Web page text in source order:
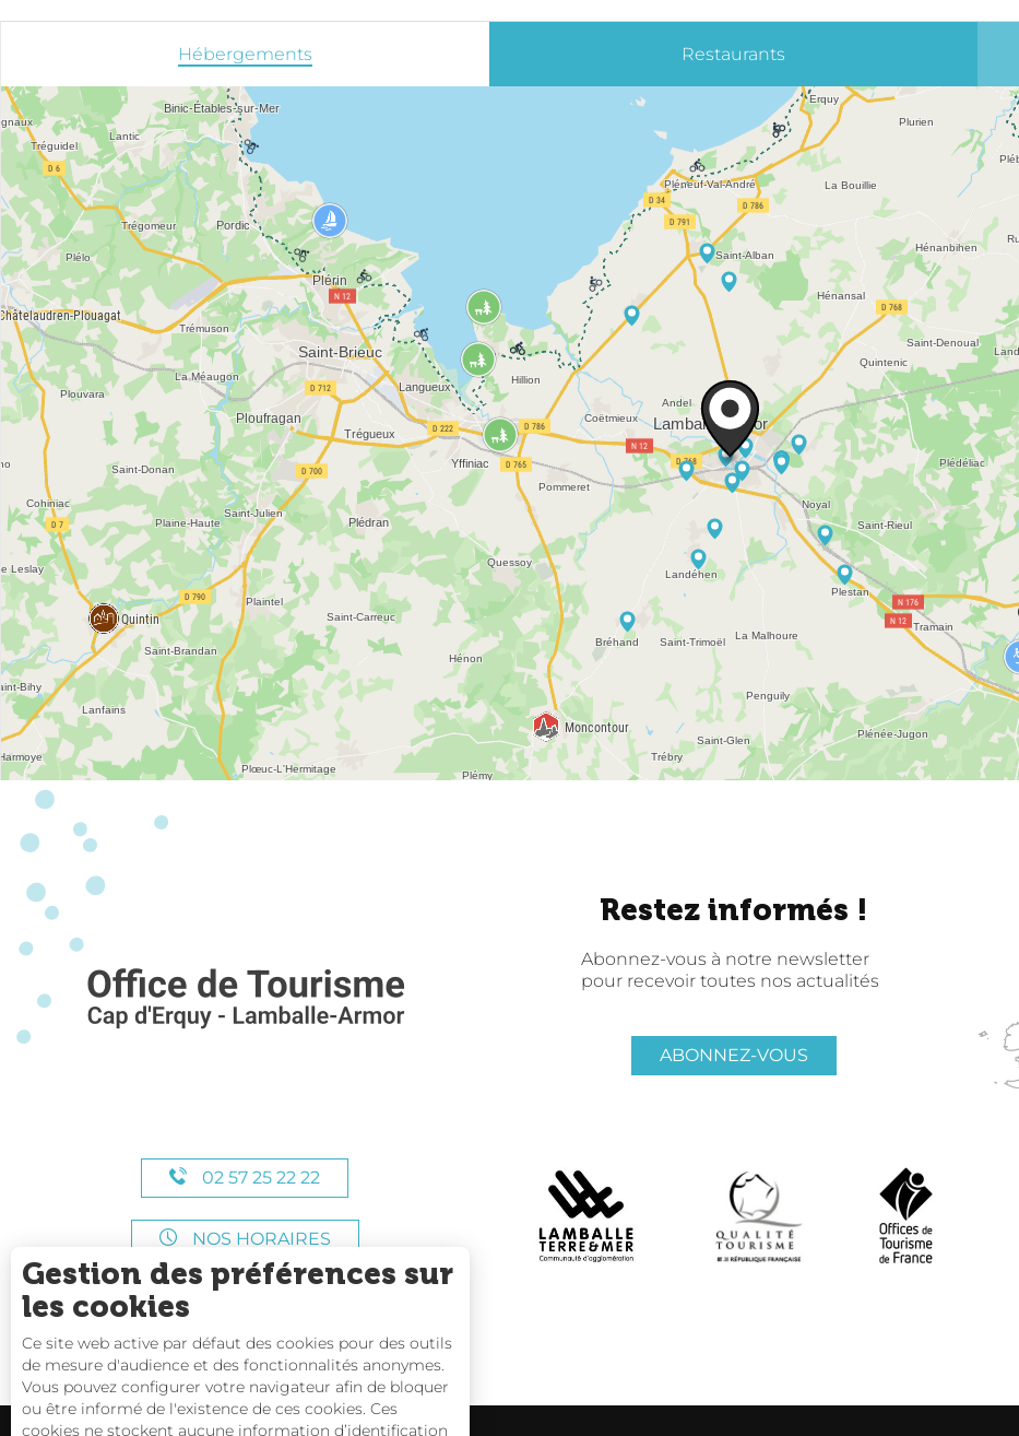
Hébergements Restaurants
02 57 25 22 22
NOS HORAIRES
Restez informés !
Abonnez-vous à notre newsletter
pour recevoir toutes nos actualités
ABONNEZ-VOUS
Gestion des préférences sur
les cookies
Ce site web active par défaut des cookies pour des outils
de mesure d'audience et des fonctionnalités anonymes.
Vous pouvez configurer votre navigateur afin de bloquer
ou être informé de l'existence de ces cookies. Ces
cookies ne stockent aucune information d’identification